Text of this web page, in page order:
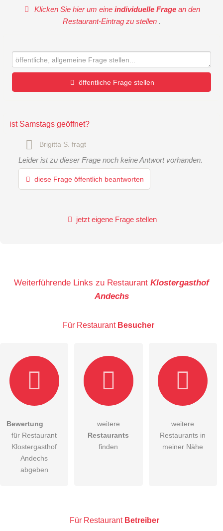
Klicken Sie hier um eineindividuelle Frage an den
Restaurant-Eintrag zu stellen .
öffentliche Frage stellen
Name
E-Mail-Adresse (wird nicht veröffentlicht)
Hiermit akzeptiere ich dieAGB.
Besucher sichtbar
Klicken Sie hier um eine
individuelle Frage
Restaurant-Eintrag zu stellen.
ist Samstags geöffnet?
Brigitta S. fragt
Leider ist zu dieser Frage noch keine Antwort vorhanden.
diese Frage öffentlich beantworten
jetzt eigene Frage stellen
Weiterführende Links zu Restaurant Klostergasthof
Andechs
Für Restaurant Besucher
Bewertung
für Restaurant
Klostergasthof
Andechs
abgeben
weitere
Restaurants
finden
weitere
Restaurants in
meiner Nähe
Für Restaurant Betreiber